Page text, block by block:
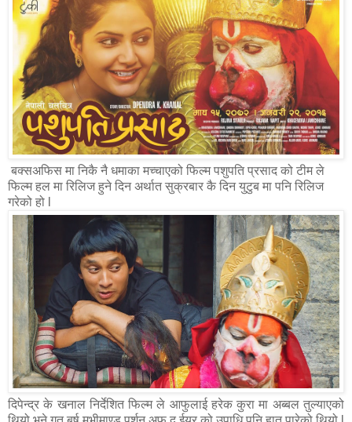
बक्सअफिस मा निकै नै धमाका मच्चाएको फिल्म पशुपति प्रसाद को टीम ले
फिल्म हल मा रिलिज हुने दिन अर्थात सुक्रबार कै दिन युटुब मा पनि रिलिज
गरेको हो l
दिपेन्द्र के खनाल निर्देशित फिल्म ले आफुलाई हरेक कुरा मा अब्बल तुल्याएको